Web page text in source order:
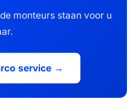
monteurs staan voor u
service →